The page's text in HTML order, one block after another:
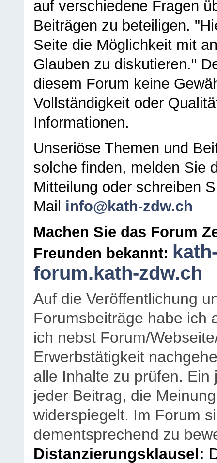
auf verschiedene Fragen
Beiträgen zu beteiligen.
Seite die Möglichkeit mit
Glauben zu diskutieren."
diesem Forum keine
Vollständigkeit oder
Informationen.
Unseriöse Themen und
solche finden, melden Sie
Mitteilung oder schreiben
Mail info@kath-zdw.ch
Machen Sie das Forum
Freunden bekannt:
forum.kath-zdw.ch
Auf die Veröffentlichung
Forumsbeiträge habe ich
ich nebst Forum/
Erwerbstätigkeit
alle Inhalte zu prüfen.
jeder Beitrag, die
widerspiegelt. Im Forum
dementsprechend zu
Distanzierungsklausel: